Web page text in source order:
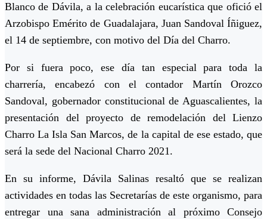
Blanco de Dávila, a la celebración eucarística que ofició el
Arzobispo Emérito de Guadalajara, Juan Sandoval Íñiguez,
el 14 de septiembre, con motivo del Día del Charro.
Por si fuera poco, ese día tan especial para toda la
charrería, encabezó con el contador Martín Orozco
Sandoval, gobernador constitucional de Aguascalientes, la
presentación del proyecto de remodelación del Lienzo
Charro La Isla San Marcos, de la capital de ese estado, que
será la sede del Nacional Charro 2021.
En su informe, Dávila Salinas resaltó que se realizan
actividades en todas las Secretarías de este organismo, para
entregar una sana administración al próximo Consejo